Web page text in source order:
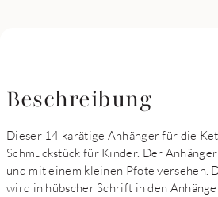
Beschreibung
Dieser 14 karätige Anhänger für die
Schmuckstück für Kinder. Der
und mit einem kleinen Pfote versehen.
wird in hübscher Schrift in den